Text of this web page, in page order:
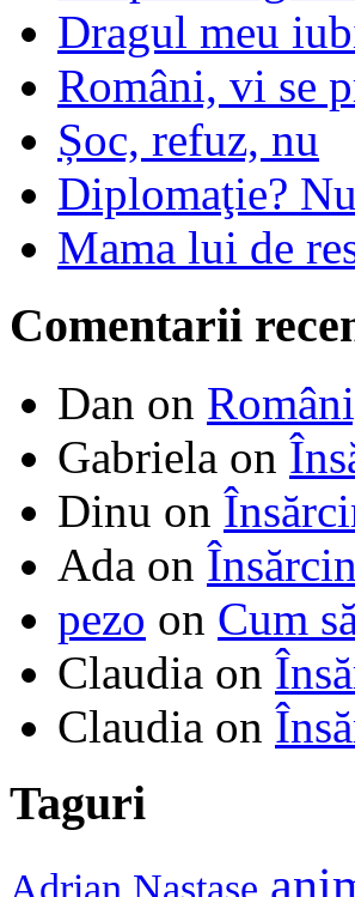
Dragul meu
Români, vi se
Șoc, refuz, nu
Diplomaţie?
Mama lui de
Comentarii
Dan on
Gabriela on
Dinu on
Ada on
pezo on Cum
Claudia on
Claudia on
Taguri
Adrian Nastase